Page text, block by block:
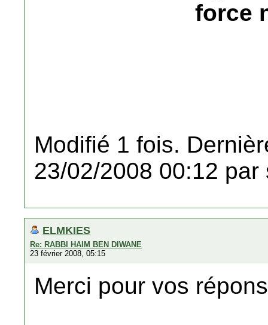
force
Modifié 1 fois.
23/02/2008 00:12 par
ELMKIES
Re: RABBI HAIM BEN DIWANE
23 février 2008, 05:15
Merci pour vos